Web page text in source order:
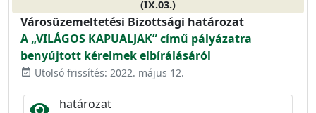
(IX.03.)
Városüzemeltetési Bizottsági határozat
A „VILÁGOS KAPUALJAK” című pályázatra
benyújtott kérelmek elbírálásáról
event_available Utolsó frissítés: 2022. május 12.
határozat